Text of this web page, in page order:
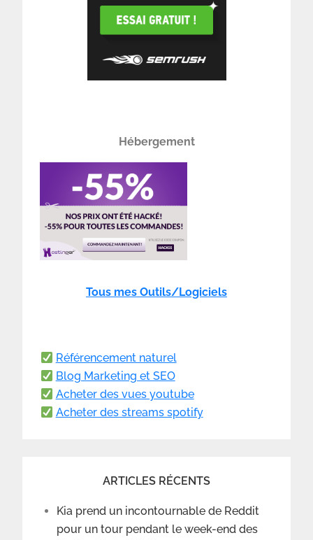
Hébergement
Tous mes Outils/Logiciels
Référencement naturel
Blog Marketing et SEO
Acheter des vues youtube
Acheter des streams spotify
ARTICLES RÉCENTS
Kia prend un incontournable de Reddit
pour un tour pendant le week-end des